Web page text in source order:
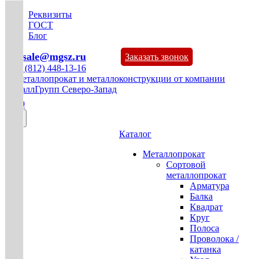
Реквизиты
ГОСТ
Блог
mg-sale@mgsz.ru
Заказать звонок
+7 (812) 448-13-16
0
Каталог
Металлопрокат
Сортовой
металлопрокат
Арматура
Балка
Квадрат
Круг
Полоса
Проволока /
катанка